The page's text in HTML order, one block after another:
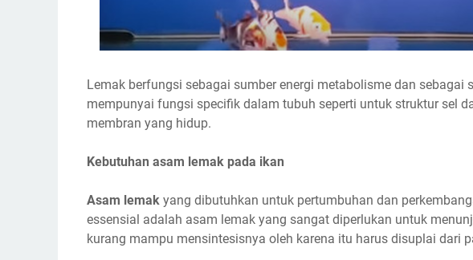
Lemak berfungsi sebagai sumber energi metabolisme dan sebagai
mempunyai fungsi specifik dalam tubuh seperti untuk struktur sel
membran yang hidup.
Kebutuhan asam lemak pada ikan
Asam lemak yang dibutuhkan untuk pertumbuhan dan
essensial adalah asam lemak yang sangat diperlukan untuk
kurang mampu mensintesisnya oleh karena itu harus disuplai dari